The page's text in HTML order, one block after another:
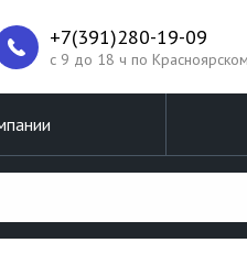
+7(391)280-19-09
c 9 до 18 ч по